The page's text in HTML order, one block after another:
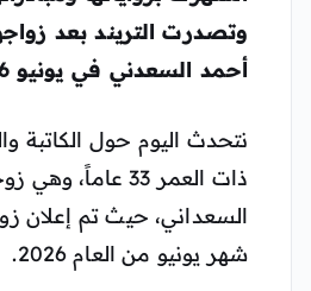
وتصدرت التريند بعد
أحمد السعدني في يونيو 2026.
نتحدث اليوم حول الكاتبة
ذات العمر 33
السعداني، حيث تم إعلان
شهر يونيو من العام 2026.